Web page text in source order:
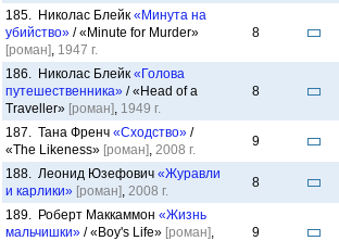
185. Николас Блейк «Минута на
убийство» / «Minute for Murder»
[роман], 1947 г.
8
186. Николас Блейк «Голова
путешественника» / «Head of a
Traveller» [роман], 1949 г.
8
187. Тана Френч «Сходство» /
«The Likeness» [роман], 2008 г.
9
188. Леонид Юзефович «Журавли
и карлики» [роман], 2008 г.
8
189. Роберт Маккаммон «Жизнь
мальчишки» / «Boy's Life» [роман],
9